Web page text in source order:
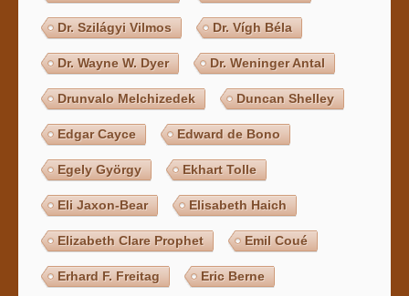
Dr. Szilágyi Vilmos Dr. Vígh Béla
Dr. Wayne W. Dyer Dr. Weninger Antal
Drunvalo Melchizedek Duncan Shelley
Edgar Cayce Edward de Bono
Egely György Ekhart Tolle
Eli Jaxon-Bear Elisabeth Haich
Elizabeth Clare Prophet Emil Coué
Erhard F. Freitag Eric Berne